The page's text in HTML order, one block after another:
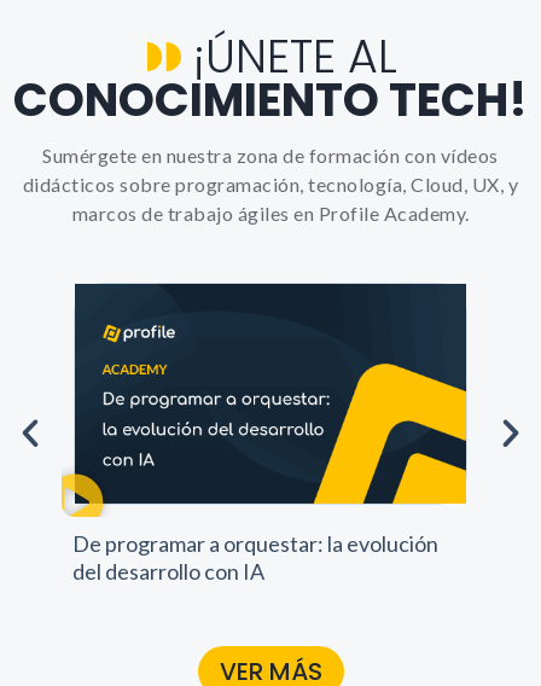
¡ÚNETE AL
CONOCIMIENTO TECH!
Sumérgete en nuestra zona de formación con vídeos
didácticos sobre programación, tecnología, Cloud, UX, y
marcos de trabajo ágiles en Profile Academy.
De programar a orquestar: la evolución
del desarrollo con IA
VER MÁS